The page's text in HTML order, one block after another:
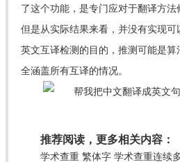
了这个功能，是专门应对于翻译方法
但是从实际结果来看，并没有实现可
英文互译检测的目的，推测可能是算
全涵盖所有互译的情况。
推荐阅读，更多相关内容：
学术查重 繁体字 学术查重连续